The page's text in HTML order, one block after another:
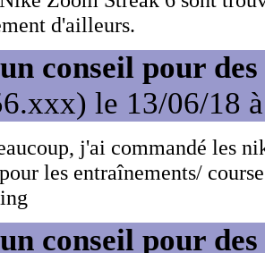
d'ailleurs.
conseil pour des
le 13/06/18
j'ai commandé les
les entraînements/
conseil pour des